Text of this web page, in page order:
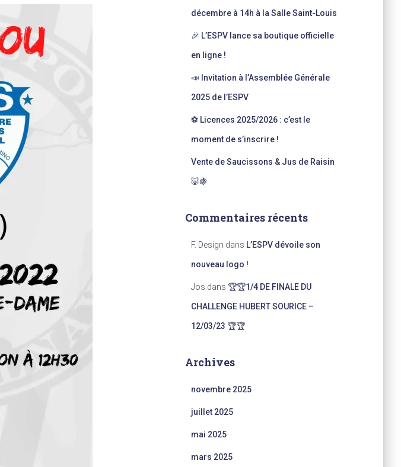
décembre à 14h à la Salle Saint-Louis
🎉 L’ESPV lance sa boutique officielle
en ligne !
📣 Invitation à l’Assemblée Générale
2025 de l’ESPV
⚽ Licences 2025/2026 : c’est le
moment de s’inscrire !
Vente de Saucissons & Jus de Raisin
🐷🍇
Commentaires récents
F. Design dans L’ESPV dévoile son
nouveau logo !
Jos dans 🏆🏆1/4 DE FINALE DU
CHALLENGE HUBERT SOURICE –
12/03/23 🏆🏆
Archives
novembre 2025
juillet 2025
mai 2025
mars 2025